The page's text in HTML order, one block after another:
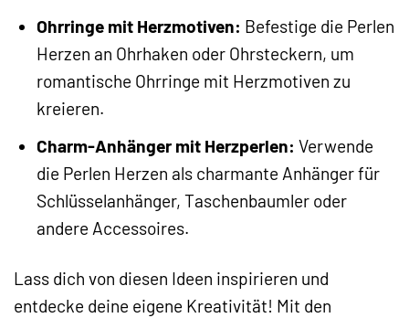
Ohrringe mit Herzmotiven: Befestige die Perlen
Herzen an Ohrhaken oder Ohrsteckern, um
romantische Ohrringe mit Herzmotiven zu
kreieren.
Charm-Anhänger mit Herzperlen: Verwende
die Perlen Herzen als charmante Anhänger für
Schlüsselanhänger, Taschenbaumler oder
andere Accessoires.
Lass dich von diesen Ideen inspirieren und
entdecke deine eigene Kreativität! Mit den